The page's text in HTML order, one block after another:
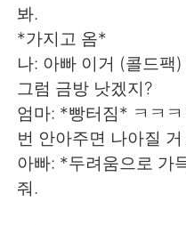
봐.
*가지고 옴*
나: 아빠 이거 (콜드팩
그럼 금방 낫겠지?
엄마: *빵터짐* ㅋㅋ
번 안아주면 나아질
아빠: *두려움으로 가
줘.